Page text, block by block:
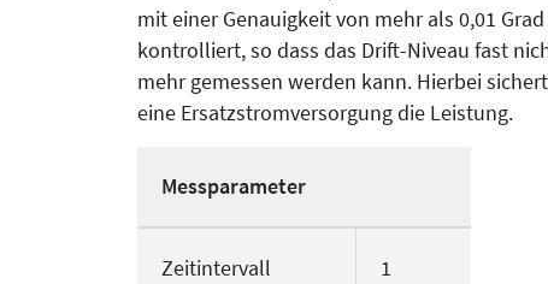
mit einer Genauigkeit von mehr als 0,01 Grad
kontrolliert, so dass das Drift-Niveau fast
mehr gemessen werden kann. Hierbei sichert
eine Ersatz­stromversorgung die Leistung.
Messparameter
Zeitintervall
1